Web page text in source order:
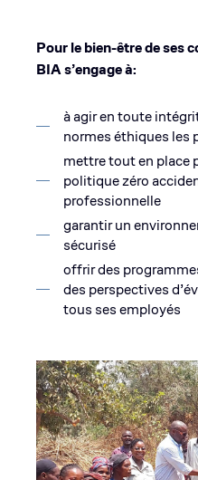
Pour le bien-être de ses
BIA s’engage à:
à agir en toute
normes éthiques les
mettre tout en place
politique zéro
professionnelle
garantir un
sécurisé
offrir des
des perspectives
tous ses employés